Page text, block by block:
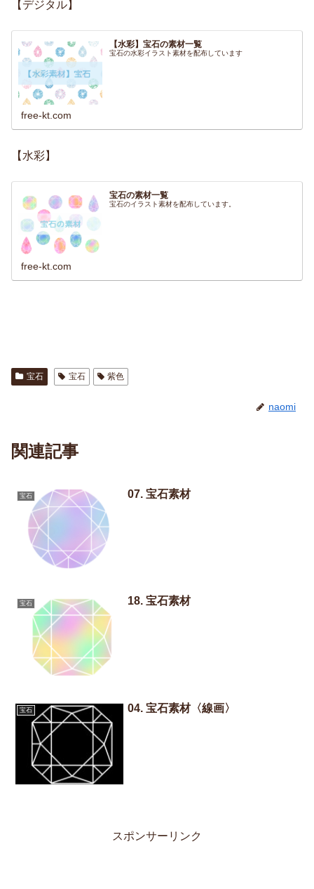
【デジタル】
【水彩】宝石の素材一覧
宝石の水彩イラスト素材を配布しています
free-kt.com
【水彩】
宝石の素材一覧
宝石のイラスト素材を配布しています。
free-kt.com
宝石 宝石 紫色
naomi
関連記事
宝石 07. 宝石素材
宝石 18. 宝石素材
宝石 04. 宝石素材〈線画〉
スポンサーリンク